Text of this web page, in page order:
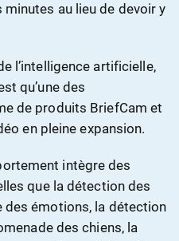
au lieu de devoir y
l’intelligence artificielle,
qu’une des
de produits BriefCam et
en pleine expansion.
intègre des
que la détection des
des émotions, la détection
des chiens, la